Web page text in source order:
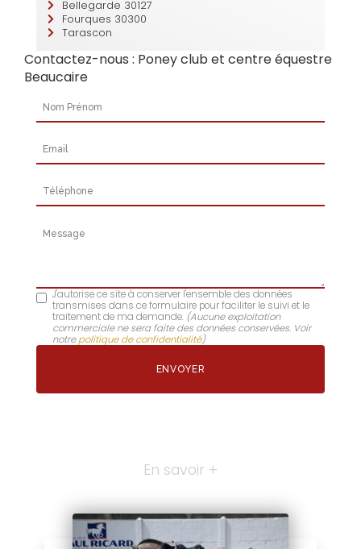
Bellegarde 30127
Fourques 30300
Tarascon
Contactez-nous : Poney club et centre équestre
Beaucaire
Nom Prénom
Email
Téléphone
Message
J'autorise ce site à conserver l'ensemble des données
transmises dans ce formulaire pour faciliter le suivi et le
traitement de ma demande. (Aucune exploitation
commerciale ne sera faite des données conservées. Voir
notrepolitique de confidentialité)
En savoir +